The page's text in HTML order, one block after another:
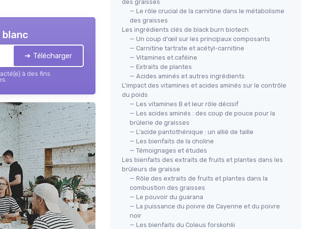
➔ Télécharger
à des fins
des graisses
— Le rôle crucial de la carnitine dans le métabolisme
des graisses
Les ingrédients clés de black burn biotech
— Un coup d'œil sur les principaux composants
— Carnitine tartrate et acétyl-carnitine
— Vitamines et caféine
— Extraits de plantes
— Acides aminés et autres ingrédients
L'impact des vitamines et acides aminés sur le contrôle
du poids
— Les vitamines B et leur rôle décisif
— Les acides aminés : des coup de pouce pour la
brûlerie de graisses
— L'acide pantothénique : un allié de taille
— Les bienfaits de la choline
— Témoignages et études
Les bienfaits des extraits de fruits et plantes dans les
brûleurs de graisse
— Rôle des extraits de fruits et plantes dans la
combustion des graisses
— Le pouvoir du guarana
— La puissance du poivre de Cayenne et du poivre
noir
— Les bienfaits du Coleus forskohlii